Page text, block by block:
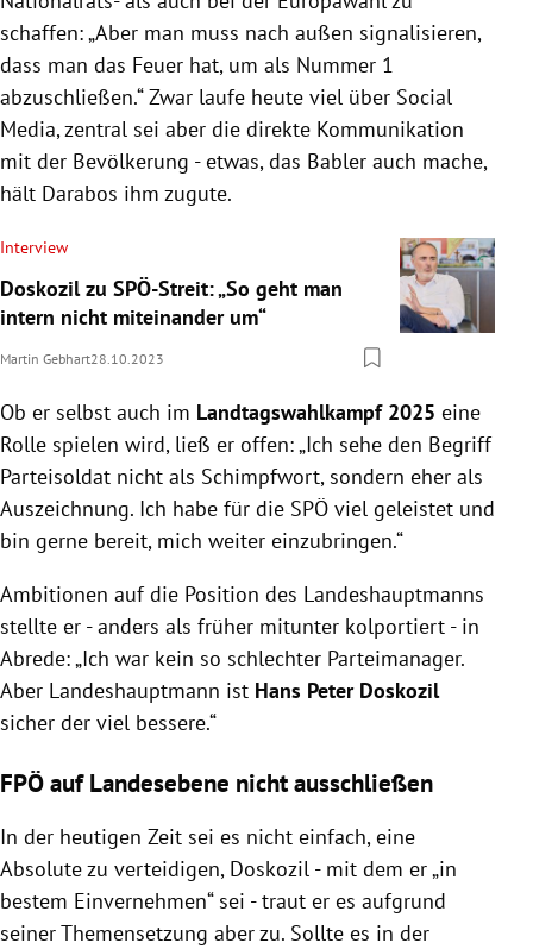
schaffen: „Aber man muss nach außen signalisieren,
dass man das Feuer hat, um als Nummer 1
abzuschließen.“ Zwar laufe heute viel über Social
Media, zentral sei aber die direkte Kommunikation
mit der Bevölkerung - etwas, das Babler auch mache,
hält Darabos ihm zugute.
Interview
Doskozil zu SPÖ-Streit: „So geht man
intern nicht miteinander um“
Martin Gebhart28.10.2023
Ob er selbst auch im Landtagswahlkampf 2025 eine
Rolle spielen wird, ließ er offen: „Ich sehe den Begriff
Parteisoldat nicht als Schimpfwort, sondern eher als
Auszeichnung. Ich habe für die SPÖ viel geleistet und
bin gerne bereit, mich weiter einzubringen.“
Ambitionen auf die Position des Landeshauptmanns
stellte er - anders als früher mitunter kolportiert - in
Abrede: „Ich war kein so schlechter Parteimanager.
Aber Landeshauptmann ist Hans Peter Doskozil
sicher der viel bessere.“
FPÖ auf Landesebene nicht ausschließen
In der heutigen Zeit sei es nicht einfach, eine
Absolute zu verteidigen, Doskozil - mit dem er „in
bestem Einvernehmen“ sei - traut er es aufgrund
seiner Themensetzung aber zu. Sollte es in der